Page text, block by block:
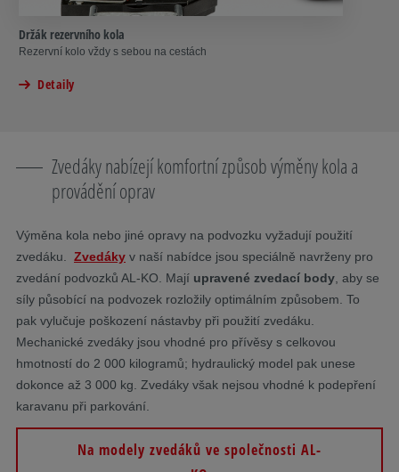
Držák rezervního kola
Rezervní kolo vždy s sebou na cestách
Detaily
Zvedáky nabízejí komfortní způsob výměny kola a
provádění oprav
Výměna kola nebo jiné opravy na podvozku vyžadují použití
zvedáku. Zvedáky v naší nabídce jsou speciálně navrženy pro
zvedání podvozků AL-KO. Mají upravené zvedací body, aby se
síly působící na podvozek rozložily optimálním způsobem. To
pak vylučuje poškození nástavby při použití zvedáku.
Mechanické zvedáky jsou vhodné pro přívěsy s celkovou
hmotností do 2 000 kilogramů; hydraulický model pak unese
dokonce až 3 000 kg. Zvedáky však nejsou vhodné k podepření
karavanu při parkování.
Na modely zvedáků ve společnosti AL-